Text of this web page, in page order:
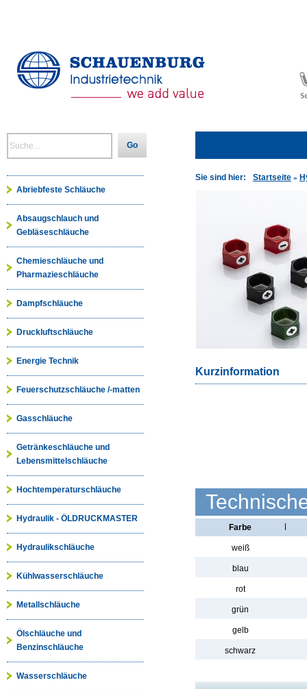
Go
Sie sind hier: Startseite »
Kurzinformation
Farbe
weiß
blau
rot
grün
gelb
schwarz
Abriebfeste Schläuche
Absaugschlauch und
Gebläseschläuche
Chemieschläuche und
Pharmazieschläuche
Dampfschläuche
Druckluftschläuche
Energie Technik
Feuerschutzschläuche /-matten
Gasschläuche
Getränkeschläuche und
Lebensmittelschläuche
Hochtemperaturschläuche
Hydraulik - ÖLDRUCKMASTER
Hydraulikschläuche
Kühlwasserschläuche
Metallschläuche
Ölschläuche und
Benzinschläuche
Wasserschläuche